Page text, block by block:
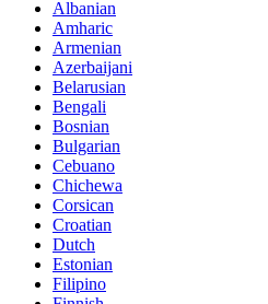
Albanian
Amharic
Armenian
Azerbaijani
Belarusian
Bengali
Bosnian
Bulgarian
Cebuano
Chichewa
Corsican
Croatian
Dutch
Estonian
Filipino